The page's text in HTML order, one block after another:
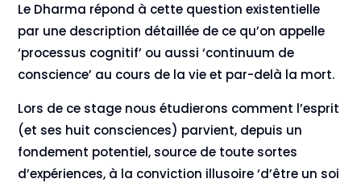
Le Dharma répond à cette question existentielle
par une description détaillée de ce qu’on appelle
‘processus cognitif’ ou aussi ‘continuum de
conscience’ au cours de la vie et par-delà la mort.
Lors de ce stage nous étudierons comment l’esprit
(et ses huit consciences) parvient, depuis un
fondement potentiel, source de toute sortes
d’expériences, à la conviction illusoire ‘d’être un soi